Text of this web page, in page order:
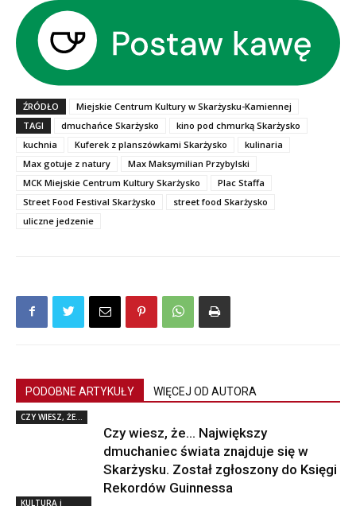
ŹRÓDŁO
Miejskie Centrum Kultury w Skarżysku-Kamiennej
TAGI
dmuchańce Skarżysko
kino pod chmurką Skarżysko
kuchnia
Kuferek z planszówkami Skarżysko
kulinaria
Max gotuje z natury
Max Maksymilian Przybylski
MCK Miejskie Centrum Kultury Skarżysko
Plac Staffa
Street Food Festival Skarżysko
street food Skarżysko
uliczne jedzenie
PODOBNE ARTYKUŁY WIĘCEJ OD AUTORA
CZY WIESZ, ŻE...
Czy wiesz, że… Największy
dmuchaniec świata znajduje się w
Skarżysku. Został zgłoszony do Księgi
Rekordów Guinnessa
KULTURA i